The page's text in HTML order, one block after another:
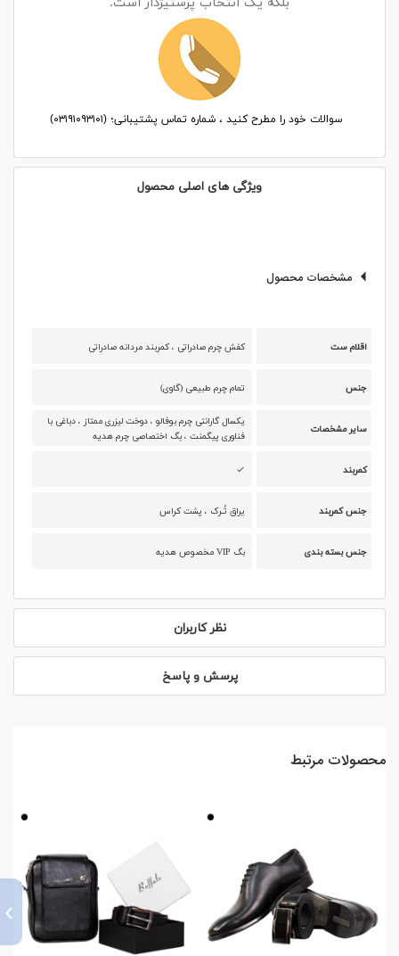
سوالات خود را مطرح کنید ، شماره تماس پشتیبانی؛ (۰۳۱۹۱۰۹۳۱۰۱)
ویژگی های اصلی محصول
مشخصات محصول
اقلام ست کفش چرم صادراتی ، کمربند مردانه صادراتی
جنس تمام چرم طبیعی (گاوی)
سایر مشخصات
یکسال گارانتی چرم بوفالو ، دوخت لیزری ممتاز ، دباغی با
فناوری پیگمنت ، بگ اختصاصی چرم هدیه
کمربند
جنس کمربند یراق تُـرک ، پشت کراس
جنس بسته بندی بگ VIP مخصوص هدیه
نظر کاربران
پرسش و پاسخ
محصولات مرتبط
›